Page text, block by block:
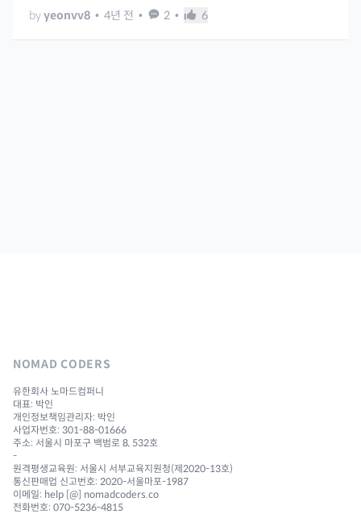
byyeonvv8 • 4년 전 • 2 • 6
NOMAD CODERS
유한회사 노마드컴퍼니
대표: 박인
개인정보책임관리자: 박인
사업자번호: 301-88-01666
주소: 서울시 마포구 백범로 8, 532호
-
원격평생교육원: 서울시 서부교육지원청(제2020-13호)
통신판매업 신고번호: 2020-서울마포-1987
이메일: help [@] nomadcoders.co
전화번호: 070-5236-4815